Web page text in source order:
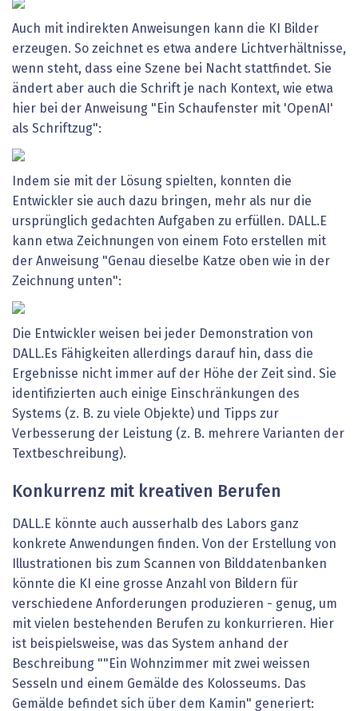
Auch mit indirekten Anweisungen kann die KI Bilder
erzeugen. So zeichnet es etwa andere Lichtverhältnisse,
wenn steht, dass eine Szene bei Nacht stattfindet. Sie
ändert aber auch die Schrift je nach Kontext, wie etwa
hier bei der Anweisung "Ein Schaufenster mit 'OpenAI'
als Schriftzug":
Indem sie mit der Lösung spielten, konnten die
Entwickler sie auch dazu bringen, mehr als nur die
ursprünglich gedachten Aufgaben zu erfüllen. DALL.E
kann etwa Zeichnungen von einem Foto erstellen mit
der Anweisung "Genau dieselbe Katze oben wie in der
Zeichnung unten":
Die Entwickler weisen bei jeder Demonstration von
DALL.Es Fähigkeiten allerdings darauf hin, dass die
Ergebnisse nicht immer auf der Höhe der Zeit sind. Sie
identifizierten auch einige Einschränkungen des
Systems (z. B. zu viele Objekte) und Tipps zur
Verbesserung der Leistung (z. B. mehrere Varianten der
Textbeschreibung).
Konkurrenz mit kreativen Berufen
DALL.E könnte auch ausserhalb des Labors ganz
konkrete Anwendungen finden. Von der Erstellung von
Illustrationen bis zum Scannen von Bilddatenbanken
könnte die KI eine grosse Anzahl von Bildern für
verschiedene Anforderungen produzieren - genug, um
mit vielen bestehenden Berufen zu konkurrieren. Hier
ist beispielsweise, was das System anhand der
Beschreibung ""Ein Wohnzimmer mit zwei weissen
Sesseln und einem Gemälde des Kolosseums. Das
Gemälde befindet sich über dem Kamin" generiert: